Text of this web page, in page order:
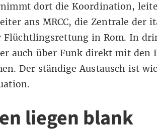
dort die Koordination,
ans MRCC, die Zentrale der
Flüchtlingsrettung in Rom. In
auch über Funk direkt mit den
Der ständige Austausch ist
liegen blank